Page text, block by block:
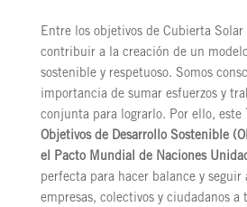
Entre los objetivos de Cubierta Solar
contribuir a la creación de un
sostenible y respetuoso. Somos
importancia de sumar esfuerzos y
conjunta para lograrlo. Por ello, este
Objetivos de Desarrollo Sostenible
el Pacto Mundial de Naciones
perfecta para hacer balance y seguir
empresas, colectivos y ciudadanos a